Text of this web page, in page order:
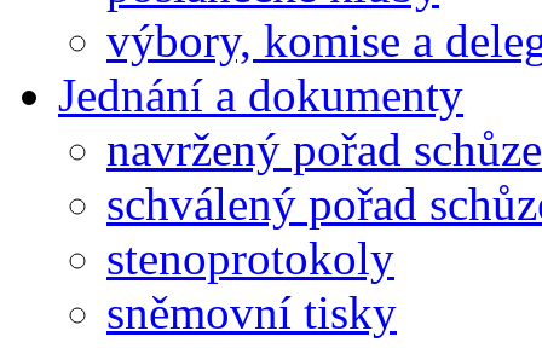
výbory, komise a
Jednání a dokumenty
navržený pořad schůze
schválený pořad
stenoprotokoly
sněmovní tisky